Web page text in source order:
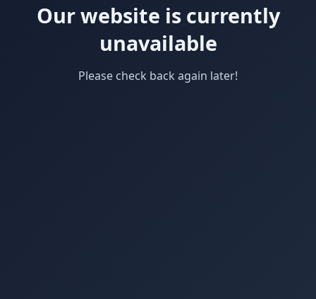
Our website is currently
unavailable
Please check back again later!